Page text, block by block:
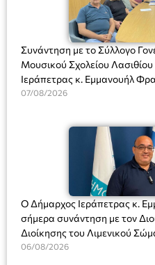
Συνάντηση με το Σύλλογο
Μουσικού Σχολείου
Ιεράπετρας κ. Εμμανουήλ
Διευθύντριας του σχολείου
07/08/2026
Ο Δήμαρχος Ιεράπετρας κ.
σήμερα συνάντηση με τον
Διοίκησης του Λιμενικού
Ακτοφυλακής (Λ.Σ.-ΕΛ.ΑΚΤ.),
06/08/2026